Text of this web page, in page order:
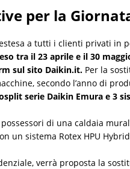
per la
a tutti i clienti privati in
tra il 23 aprile e il 30
sul sito Daikin.it. Per la
secondo l’anno di
serie Daikin Emura e 3
di una caldaia
un sistema Rotex HPU
verrà proposta la